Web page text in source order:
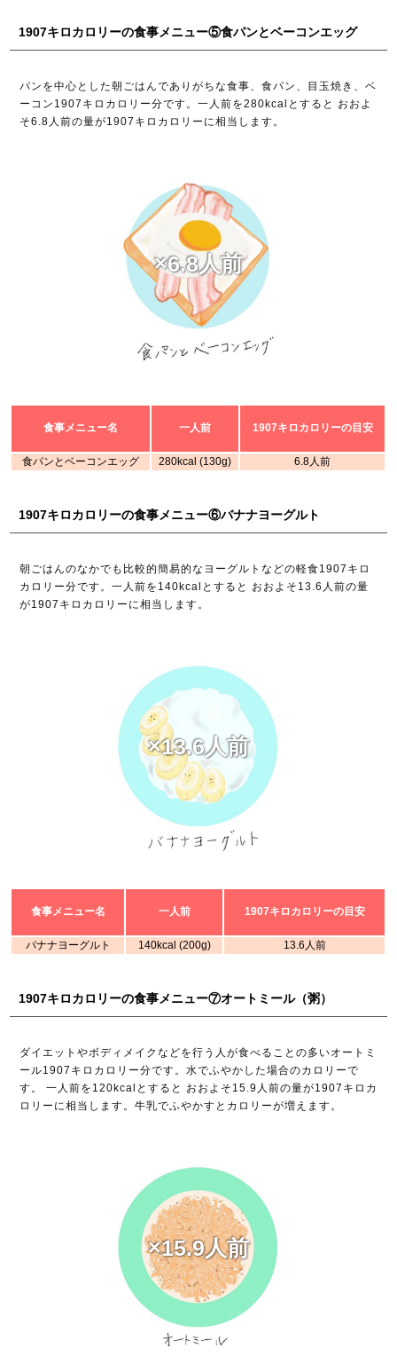
1907キロカロリーの食事メニュー⑤食パンとベーコンエッグ
パンを中心とした朝ごはんでありがちな食事、食パン、目玉焼き、ベ
ーコン1907キロカロリー分です。一人前を280kcalとすると おおよ
そ6.8人前の量が1907キロカロリーに相当します。
×6.8人前
食事メニュー名 一人前 1907キロカロリーの目安
食パンとベーコンエッグ 280kcal (130g) 6.8人前
1907キロカロリーの食事メニュー⑥バナナヨーグルト
朝ごはんのなかでも比較的簡易的なヨーグルトなどの軽食1907キロ
カロリー分です。一人前を140kcalとすると おおよそ13.6人前の量
が1907キロカロリーに相当します。
×13.6人前
食事メニュー名 一人前 1907キロカロリーの目安
バナナヨーグルト 140kcal (200g) 13.6人前
1907キロカロリーの食事メニュー⑦オートミール（粥）
ダイエットやボディメイクなどを行う人が食べることの多いオートミ
ール1907キロカロリー分です。水でふやかした場合のカロリーで
す。 一人前を120kcalとすると おおよそ15.9人前の量が1907キロカ
ロリーに相当します。牛乳でふやかすとカロリーが増えます。
×15.9人前